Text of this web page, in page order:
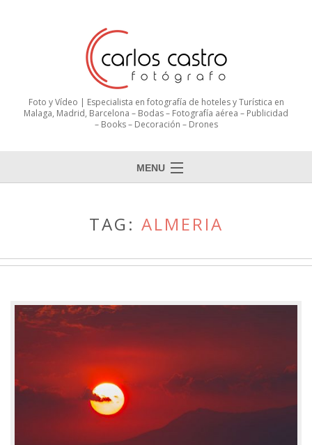
Foto y Vídeo | Especialista en fotografía de hoteles y Turística en
Malaga, Madrid, Barcelona – Bodas – Fotografía aérea – Publicidad
– Books – Decoración – Drones
MENU
TAG: ALMERIA